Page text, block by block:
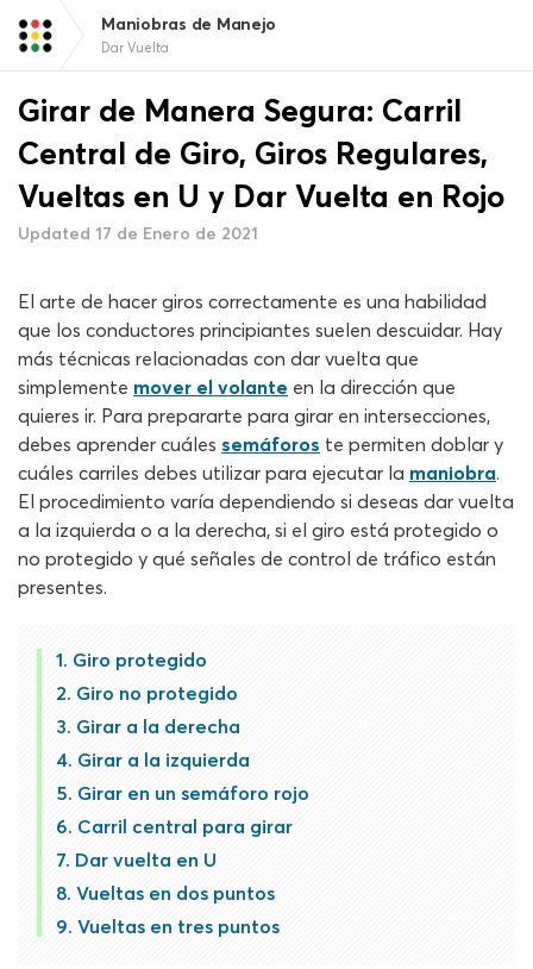
Maniobras de Manejo
Dar Vuelta
Girar de Manera Segura: Carril
Central de Giro, Giros Regulares,
Vueltas en U y Dar Vuelta en Rojo
Updated 17 de Enero de 2021
El arte de hacer giros correctamente es una habilidad
que los conductores principiantes suelen descuidar. Hay
más técnicas relacionadas con dar vuelta que
simplemente mover el volante en la dirección que
quieres ir. Para prepararte para girar en intersecciones,
debes aprender cuáles semáforos te permiten doblar y
cuáles carriles debes utilizar para ejecutar la maniobra.
El procedimiento varía dependiendo si deseas dar vuelta
a la izquierda o a la derecha, si el giro está protegido o
no protegido y qué señales de control de tráfico están
presentes.
Giro protegido
Giro no protegido
Girar a la derecha
Girar a la izquierda
Girar en un semáforo rojo
Carril central para girar
Dar vuelta en U
Vueltas en dos puntos
Vueltas en tres puntos